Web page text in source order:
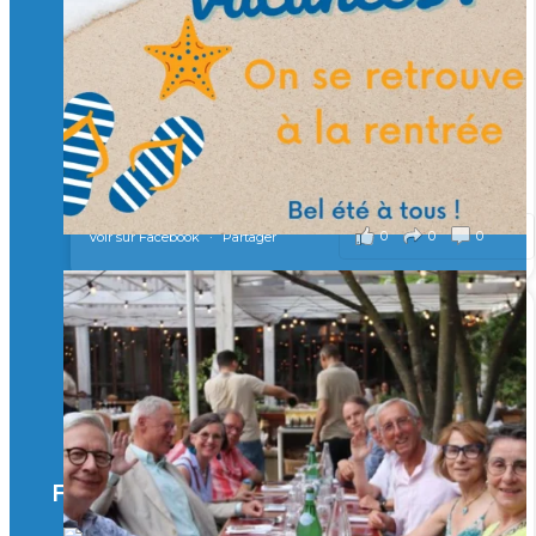
Merci à tous !
🎯 Taxe d’apprentissage 2026 : avec l'Isep, investissez pour
un numérique au service de l'humain !
À l’Isep, nous formons des ingénieurs, des bachelors, des
Mastères Spécialisés, qui allient excellence technologique et
valeurs humaines, au cœur de notre pro
...Voir plus
il y a 2 mois
0 0 0
Voir sur Facebook · Partager
🚀Afterwork à Genève 🚀
🥳 Le 22 avril dernier, 14 Alumni vivant / travaillant
en Suisse ont partagé un moment convivial de
retrouvailles et d'échanges !
Merci à tous pour votre présence et à Alexandre
CHEA pour l'organisation !
il y a 3 mois
Facebook